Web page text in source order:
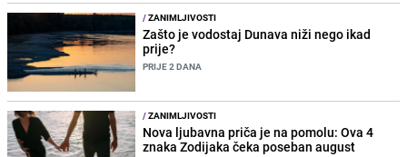
/ZANIMLJIVOSTI
Zašto je vodostaj Dunava niži nego ikad
prije?
PRIJE 2 DANA
/ZANIMLJIVOSTI
Nova ljubavna priča je na pomolu: Ova 4
znaka Zodijaka čeka poseban august